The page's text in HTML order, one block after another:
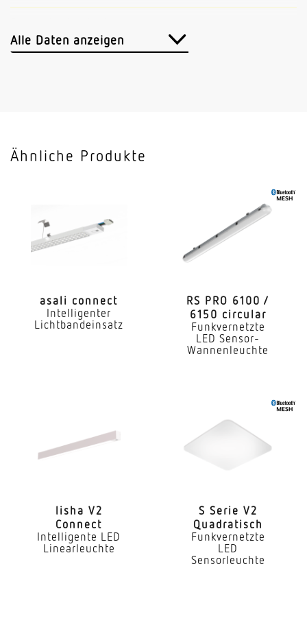
Hochfrequenz
Art der Vernetzung
Master/Master
Slavebetrieb einstellbar
Umkleide Teeküche Innenbereich Außenbereich
WC / Waschraum Treppenhaus Funktionsraum /
Nebenraum Flur / Gang
Wand Decke
Montageart
Alle Daten anzeigen
Ähnliche Produkte
asali connect
Intelligenter
Lichtbandeinsatz
RS PRO 6100 /
6150 circular
Funkvernetzte
LED Sensor-
Wannenleuchte
lisha V2
Connect
Intelligente LED
Linearleuchte
S Serie V2
Quadratisch
Funkvernetzte
LED
Sensorleuchte